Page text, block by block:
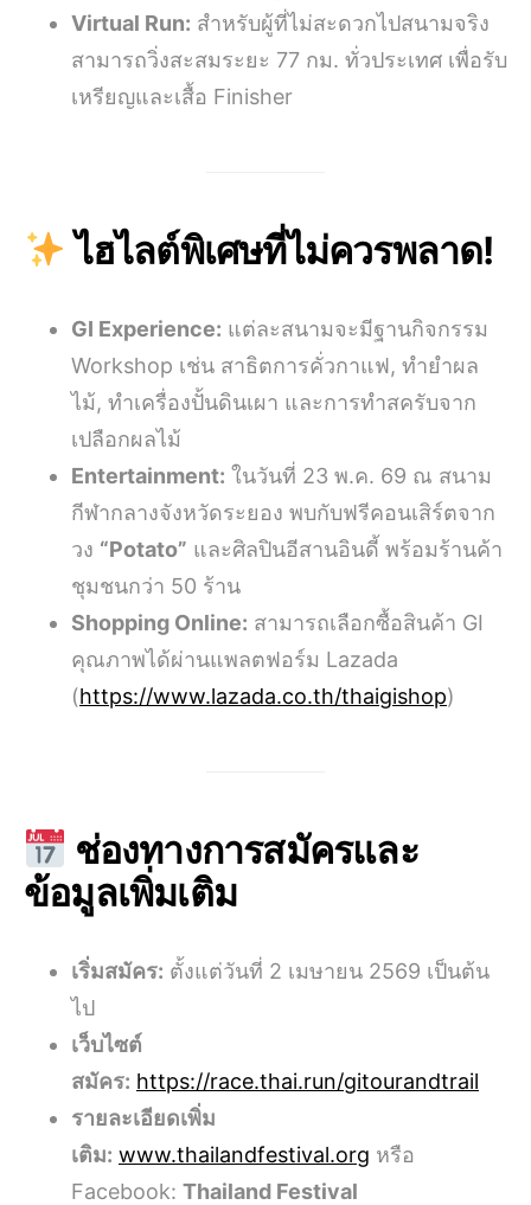
Virtual Run: สำหรับผู้ที่ไม่สะดวกไปสนามจริง
สามารถวิ่งสะสมระยะ 77 กม. ทั่วประเทศ เพื่อรับ
เหรียญและเสื้อ Finisher
ไฮไลต์พิเศษที่ไม่ควรพลาด!
GI Experience: แต่ละสนามจะมีฐานกิจกรรม
Workshop เช่น สาธิตการคั่วกาแฟ, ทำยำผล
ไม้, ทำเครื่องปั้นดินเผา และการทำสครับจาก
เปลือกผลไม้
Entertainment: ในวันที่ 23 พ.ค. 69 ณ สนาม
กีฬากลางจังหวัดระยอง พบกับฟรีคอนเสิร์ตจาก
วง “Potato” และศิลปินอีสานอินดี้ พร้อมร้านค้า
ชุมชนกว่า 50 ร้าน
Shopping Online: สามารถเลือกซื้อสินค้า GI
คุณภาพได้ผ่านแพลตฟอร์ม Lazada
(https://www.lazada.co.th/thaigishop)
ช่องทางการสมัครและ
ข้อมูลเพิ่มเติม
เริ่มสมัคร: ตั้งแต่วันที่ 2 เมษายน 2569 เป็นต้น
ไป
เว็บไซต์
สมัคร: https://race.thai.run/gitourandtrail
รายละเอียดเพิ่ม
เติม: www.thailandfestival.org หรือ
Facebook: Thailand Festival